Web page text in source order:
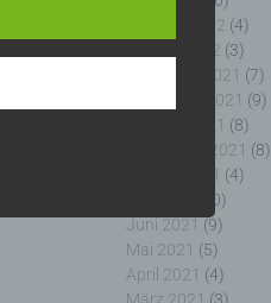
Februar 2022 (4)
Januar 2022 (3)
Dezember 2021 (7)
November 2021 (9)
Oktober 2021 (8)
September 2021 (8)
August 2021 (4)
(10)
Juni 2021 (9)
Mai 2021 (5)
April 2021 (4)
Verfahren
im Zusammenhang
Anpassung oder
andere Form der
Einschränkung, das